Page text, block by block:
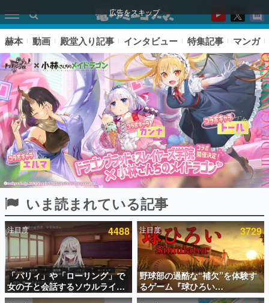
広告をスキップ
ピックアップ
電ファミのいま読まれている記事ランキング
アプリセール情報
インタビュー
赫本 動画 殿堂入り記事 インタビュー 特集記事 マンガ
いま読まれている記事
注目度 4488
「パリィ」や「ローリング」で
女の子と会話するソウルライク
恋愛ゲーム『小早川さんはソウ
注目度 3729
野球部の過酷な“補欠”を体験す
るゲーム『球ひろい
Simulator』が「1件」のウィッ